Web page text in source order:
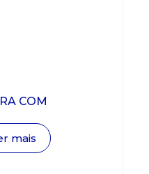
COM
mais